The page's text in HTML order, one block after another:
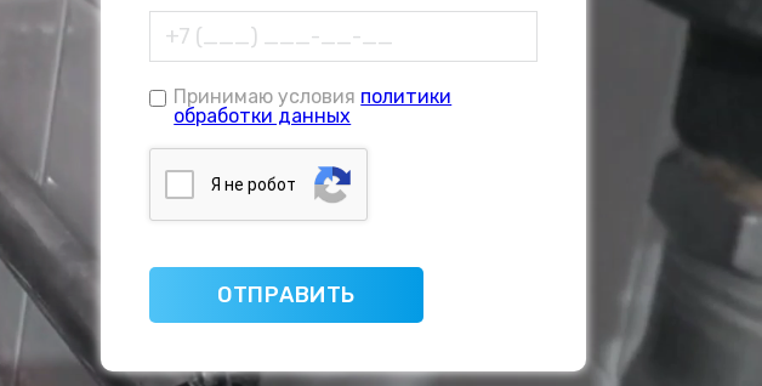
Принимаю условия политики
обработки данных
Я нe poбoт